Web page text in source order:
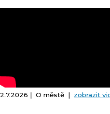
2.7.2026 | O městě | zobrazit